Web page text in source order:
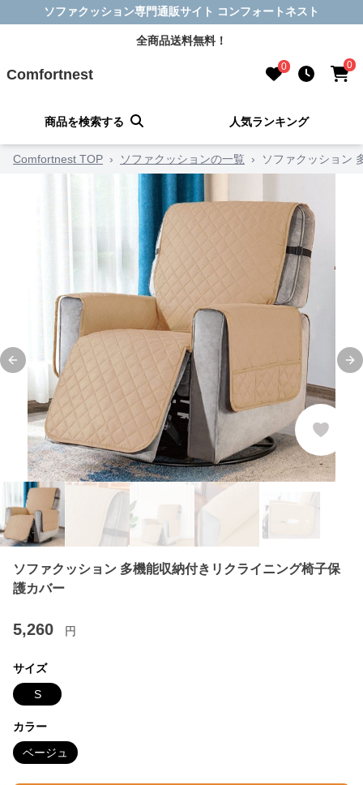
ソファクッション専門通販サイト コンフォートネスト
全商品送料無料！
Comfortnest 0 0
商品を検索する 人気ランキング
Comfortnest TOP › ソファクッションの一覧 › ソファクッション
Previous slide
ソファクッション 多機能収納付きリクライニング椅子保
護カバー
5,260 円
サイズ
S
カラー
ベージュ